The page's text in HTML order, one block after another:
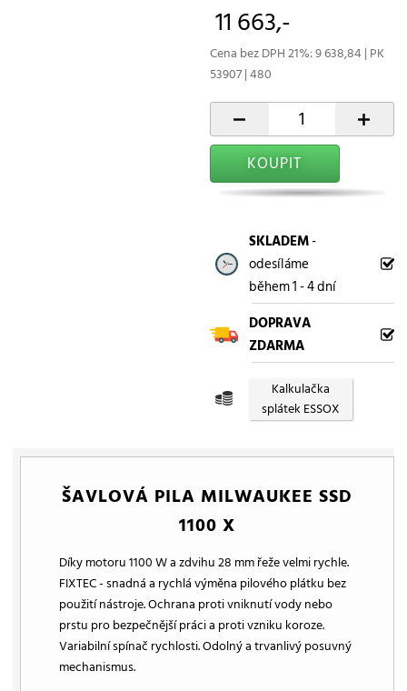
11 663,-
Cena bez DPH 21%: 9 638,84 | PK
53907 | 480
- +
KOUPIT
SKLADEM-
odesíláme
během 1 - 4 dní
DOPRAVA
ZDARMA
Kalkulačka
splátek ESSOX
ŠAVLOVÁ PILA MILWAUKEE SSD
1100 X
Díky motoru 1100 W a zdvihu 28 mm řeže velmi rychle.
FIXTEC - snadná a rychlá výměna pilového plátku bez
použití nástroje. Ochrana proti vniknutí vody nebo
prstu pro bezpečnější práci a proti vzniku koroze.
Variabilní spínač rychlosti. Odolný a trvanlivý posuvný
mechanismus.